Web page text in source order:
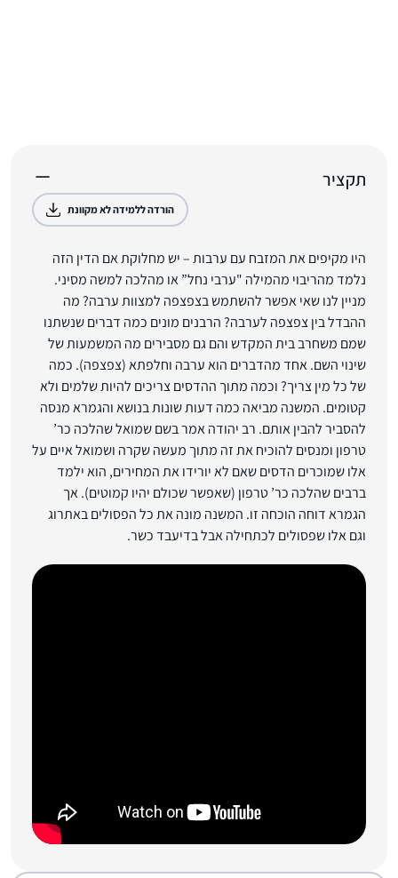
תקציר
הורדה ללמידה לא מקוונת
היו מקיפים את המזבח עם ערבות – יש מחלוקת אם הדין הזה
נלמד מהריבוי מהמילה "ערבי נחל” או מהלכה למשה מסיני.
מניין לנו שאי אפשר להשתמש בצפצפה למצוות ערבה? מה
ההבדל בין צפצפה לערבה? הרבנים מונים כמה דברים שנשתנו
שמם משחרב בית המקדש והם גם מסבירים מה המשמעות של
שינוי השם. אחד מהדברים הוא ערבה וחלפתא (צפצפה). כמה
של כל מין צריך? וכמה מתוך ההדסים צריכים להיות שלמים ולא
קטומים. המשנה מביאה כמה דעות שונות בנושא והגמרא מנסה
להסביר להבין אותם. רב יהודה אמר בשם שמואל שהלכה כר’
טרפון ומנסים להוכיח את זה מתוך מעשה שקרה ושמואל איים על
אלו שמוכרים הדסים שאם לא יורידו את המחירים, הוא ילמד
ברבים שהלכה כר’ טרפון (שאפשר שכולם יהיו קמוטים). אך
הגמרא דוחה הוכחה זו. המשנה מונה את כל הפסולים באתרוג
וגם אלו שפסולים לכתחילה אבל בדיעבד כשר.